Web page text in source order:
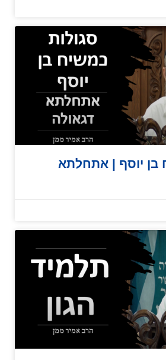
בן יוסף | אתחלתא